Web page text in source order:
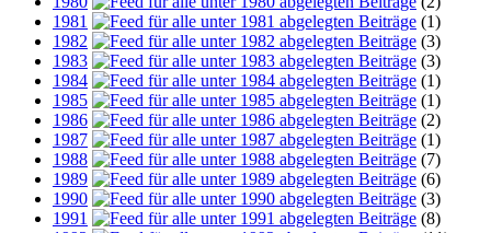
1981
(1)
1982
(3)
1983
(3)
1984
(1)
1985
(1)
1986
(2)
1987
(1)
1988
(7)
1989
(6)
1990
(3)
1991
(8)